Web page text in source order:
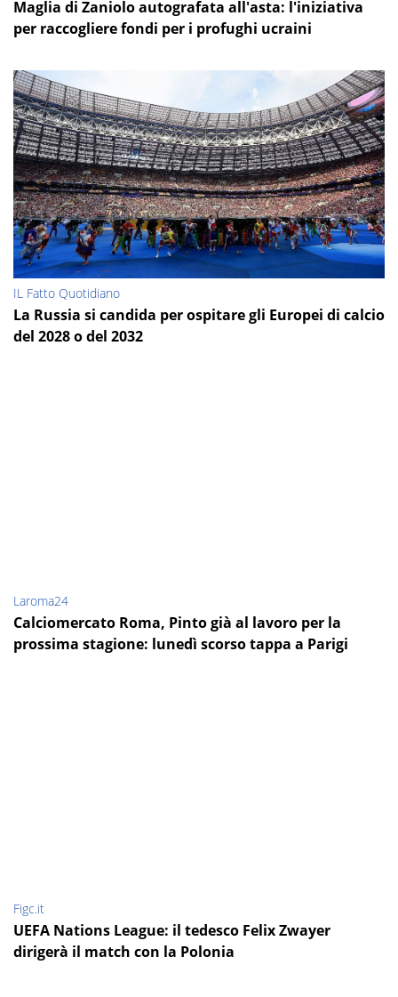
Maglia di Zaniolo autografata all'asta: l'iniziativa
per raccogliere fondi per i profughi ucraini
IL Fatto Quotidiano
La Russia si candida per ospitare gli Europei di calcio
del 2028 o del 2032
Laroma24
Calciomercato Roma, Pinto già al lavoro per la
prossima stagione: lunedì scorso tappa a Parigi
Figc.it
UEFA Nations League: il tedesco Felix Zwayer
dirigerà il match con la Polonia